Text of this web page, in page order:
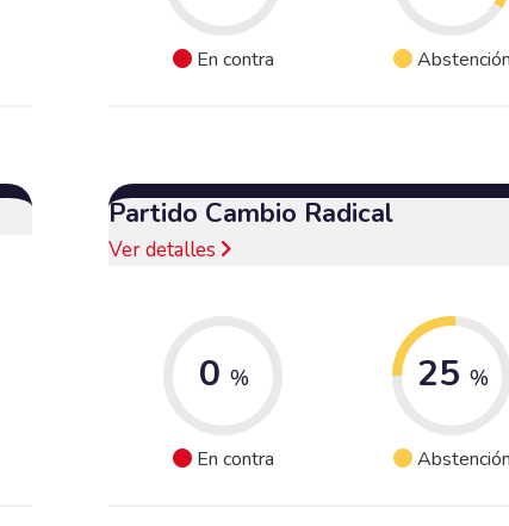
En contra Abstención
Partido Cambio Radical
Ver detalles
0 %
En contra
25 %
Abstención